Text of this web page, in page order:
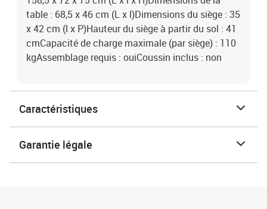
table : 68,5 x 46 cm (L x l)Dimensions du siège : 35
x 42 cm (l x P)Hauteur du siège à partir du sol : 41
cmCapacité de charge maximale (par siège) : 110
kgAssemblage requis : ouiCoussin inclus : non
Caractéristiques
Garantie légale